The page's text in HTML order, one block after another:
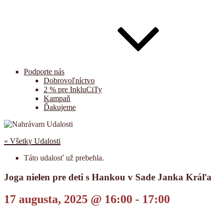
Podporte nás
Dobrovoľníctvo
2 % pre InkluCiTy
Kampaň
Ďakujeme
« Všetky Udalosti
Táto udalosť už prebehla.
Joga nielen pre deti s Hankou v Sade Janka Kráľa
17 augusta, 2025 @ 16:00 - 17:00